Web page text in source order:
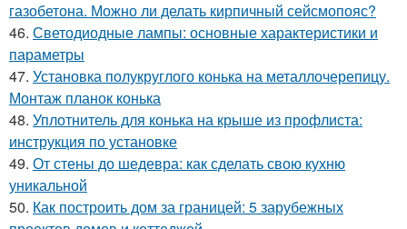
газобетона. Можно ли делать кирпичный сейсмопояс?
46. Светодиодные лампы: основные характеристики и
параметры
47. Установка полукруглого конька на металлочерепицу.
Монтаж планок конька
48. Уплотнитель для конька на крыше из профлиста:
инструкция по установке
49. От стены до шедевра: как сделать свою кухню
уникальной
50. Как построить дом за границей: 5 зарубежных